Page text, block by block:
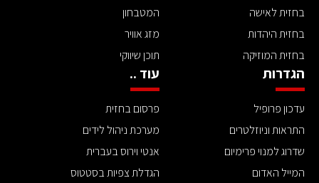
בחזית לאישה
בחזית היהדות
בחזית המוזיקה
המטבחון
מזג אוויר
תוכן שיווקי
הגדרות
עדכון פרופיל
התראות וניוזלטרים
שדרוג למנוי פרימיום
המייל האדום
עוד ..
פרסום בחזית
מערכת ניהול לידים
אנטי וירוס בעברית
הגדלת צפיות בסטטוס